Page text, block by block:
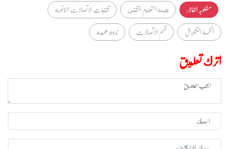
مطلوبہ الفاظ :
هيئة التعليم التقني
تقنيات الاتصالات النانوية
أنظمة التشويش
قسم الاتصالات ندوة علمية
اترك تعليق